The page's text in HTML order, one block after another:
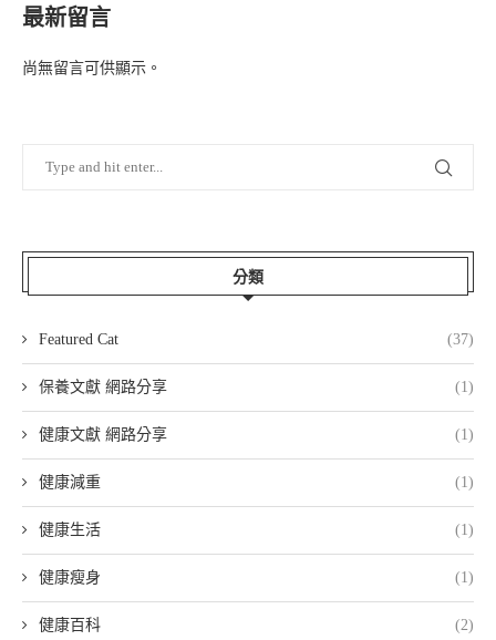
最新留言
尚無留言可供顯示。
分類
Featured Cat (37)
保養文獻 網路分享 (1)
健康文獻 網路分享 (1)
健康減重 (1)
健康生活 (1)
健康瘦身 (1)
健康百科 (2)